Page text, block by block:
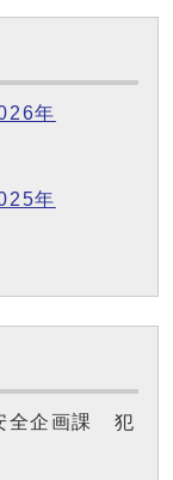
年
年
全企画課 犯